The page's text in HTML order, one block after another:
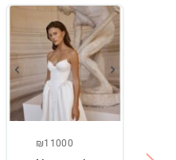
₪11000